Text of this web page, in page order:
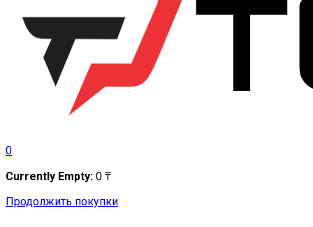
0
Currently Empty: 0 ₸
Продолжить покупки